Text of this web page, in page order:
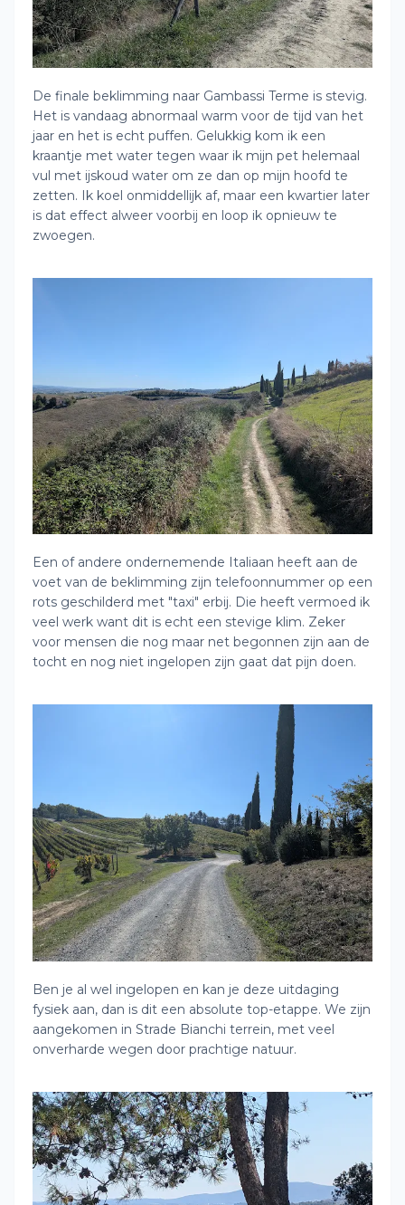
De finale beklimming naar Gambassi Terme is stevig.
Het is vandaag abnormaal warm voor de tijd van het
jaar en het is echt puffen. Gelukkig kom ik een
kraantje met water tegen waar ik mijn pet helemaal
vul met ijskoud water om ze dan op mijn hoofd te
zetten. Ik koel onmiddellijk af, maar een kwartier later
is dat effect alweer voorbij en loop ik opnieuw te
zwoegen.
Een of andere ondernemende Italiaan heeft aan de
voet van de beklimming zijn telefoonnummer op een
rots geschilderd met "taxi" erbij. Die heeft vermoed ik
veel werk want dit is echt een stevige klim. Zeker
voor mensen die nog maar net begonnen zijn aan de
tocht en nog niet ingelopen zijn gaat dat pijn doen.
Ben je al wel ingelopen en kan je deze uitdaging
fysiek aan, dan is dit een absolute top-etappe. We zijn
aangekomen in Strade Bianchi terrein, met veel
onverharde wegen door prachtige natuur.